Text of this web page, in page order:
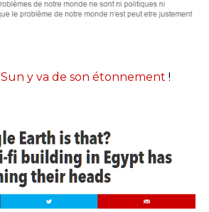
Sun y va de son étonnement !